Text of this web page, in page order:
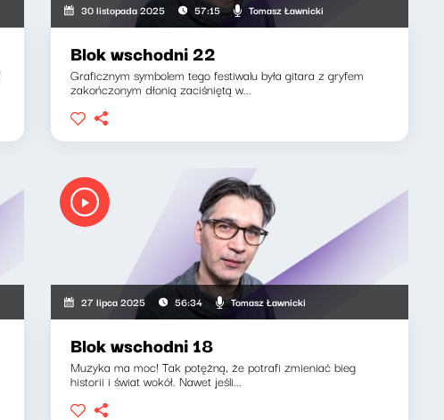
30 listopada 2025 57:15 Tomasz Ławnicki
Blok wschodni 22
Graficznym symbolem tego festiwalu była gitara z gryfem
zakończonym dłonią zaciśniętą w...
27 lipca 2025 56:34 Tomasz Ławnicki
Blok wschodni 18
Muzyka ma moc! Tak potężną, że potrafi zmieniać bieg
historii i świat wokół. Nawet jeśli...